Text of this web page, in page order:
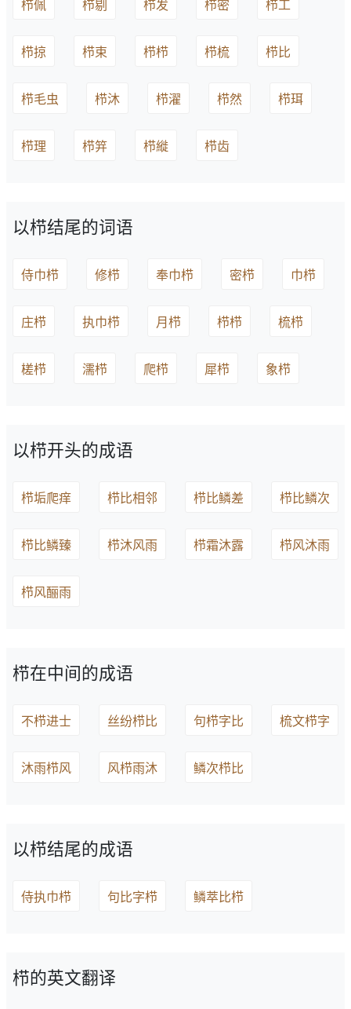
栉佩 栉剔 栉发 栉密 栉工
栉掠 栉束 栉栉 栉梳 栉比
栉毛虫 栉沐 栉濯 栉然 栉珥
栉理 栉笄 栉縰 栉齿
以栉结尾的词语
侍巾栉 修栉 奉巾栉 密栉 巾栉
庄栉 执巾栉 月栉 栉栉 梳栉
槎栉 濡栉 爬栉 犀栉 象栉
以栉开头的成语
栉垢爬痒 栉比相邻 栉比鳞差 栉比鳞次
栉比鳞臻 栉沐风雨 栉霜沐露 栉风沐雨
栉风酾雨
栉在中间的成语
不栉进士 丝纷栉比 句栉字比 梳文栉字
沐雨栉风 风栉雨沐 鳞次栉比
以栉结尾的成语
侍执巾栉 句比字栉 鳞萃比栉
栉的英文翻译